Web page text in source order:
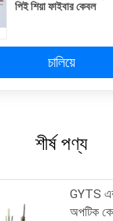
পিই শিয়া ফাইবার কেবল
চালিয়ে
শীর্ষ পণ্য
GYTS
অপটিক